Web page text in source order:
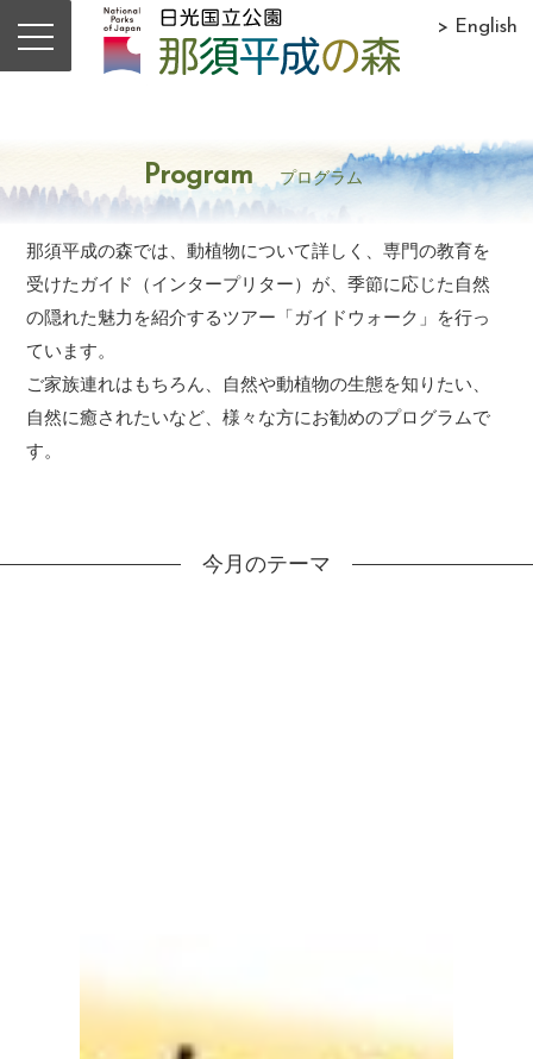
> English
Program プログラム
那須平成の森では、動植物について詳しく、専門の教育を
受けたガイド（インタープリター）が、季節に応じた自然
の隠れた魅力を紹介するツアー「ガイドウォーク」を行っ
ています。
ご家族連れはもちろん、自然や動植物の生態を知りたい、
自然に癒されたいなど、様々な方にお勧めのプログラムで
す。
今月のテーマ